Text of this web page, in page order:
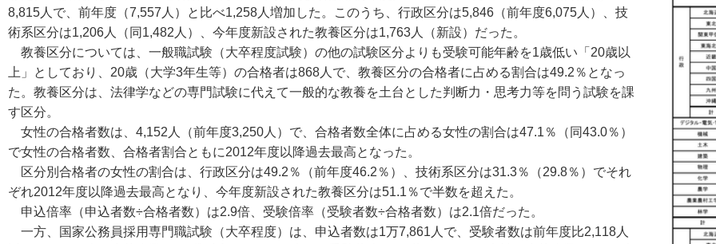
8,815人で、前年度（7,557人）と比べ1,258人増加した。このうち、行政区分は5,846（前年度6,075人）、技
術系区分は1,206人（同1,482人）、今年度新設された教養区分は1,763人（新設）だった。
教養区分については、一般職試験（大卒程度試験）の他の試験区分よりも受験可能年齢を1歳低い「20歳以
上」としており、20歳（大学3年生等）の合格者は868人で、教養区分の合格者に占める割合は49.2％となっ
た。教養区分は、法律学などの専門試験に代えて一般的な教養を土台とした判断力・思考力等を問う試験を課
す区分。
女性の合格者数は、4,152人（前年度3,250人）で、合格者数全体に占める女性の割合は47.1％（同43.0％）
で女性の合格者数、合格者割合ともに2012年度以降過去最高となった。
区分別合格者の女性の割合は、行政区分は49.2％（前年度46.2％）、技術系区分は31.3％（29.8％）でそれ
ぞれ2012年度以降過去最高となり、今年度新設された教養区分は51.1％で半数を超えた。
申込倍率（申込者数÷合格者数）は2.9倍、受験倍率（受験者数÷合格者数）は2.1倍だった。
一方、国家公務員採用専門職試験（大卒程度）は、申込者数は1万7,861人で、受験者数は前年度比2,118人